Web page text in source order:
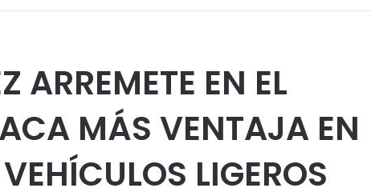
ARREMETE EN EL
MÁS VENTAJA EN
LIGEROS